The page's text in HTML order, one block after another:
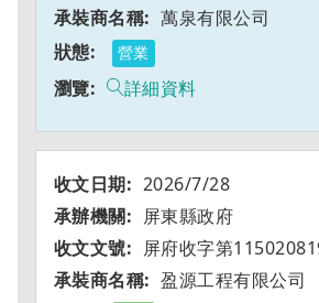
萬泉有限公司
營業
詳細資料
2026/7/28
屏東縣政府
屏府收字第
盈源工程有限公司